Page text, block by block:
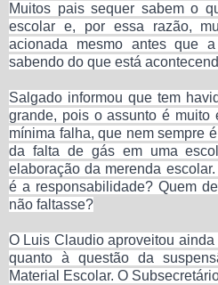
Muitos pais sequer sabem o
escolar e, por essa razão,
acionada mesmo antes que
sabendo do que está
Salgado informou que tem
grande, pois o assunto é muito
mínima falha, que nem sempre
da falta de gás em uma
elaboração da merenda
é a responsabilidade? Quem
não faltasse?
O Luis Claudio aproveitou
quanto à questão da
Material Escolar. O